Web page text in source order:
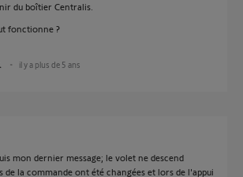
du boîtier Centralis.
fonctionne ?
il y a plus de 5 ans
mon dernier message; le volet ne descend
de la commande ont été changées et lors de l'appui